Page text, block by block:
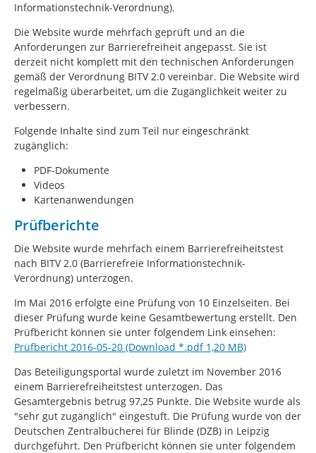
Informationstechnik-Verordnung).
Die Website wurde mehrfach geprüft und an die
Anforderungen zur Barrierefreiheit angepasst. Sie ist
derzeit nicht komplett mit den technischen Anforderungen
gemäß der Verordnung BITV 2.0 vereinbar. Die Website wird
regelmäßig überarbeitet, um die Zugänglichkeit weiter zu
verbessern.
Folgende Inhalte sind zum Teil nur eingeschränkt
zugänglich:
PDF-Dokumente
Videos
Kartenanwendungen
Prüfberichte
Die Website wurde mehrfach einem Barrierefreiheitstest
nach BITV 2.0 (Barrierefreie Informationstechnik-
Verordnung) unterzogen.
Im Mai 2016 erfolgte eine Prüfung von 10 Einzelseiten. Bei
dieser Prüfung wurde keine Gesamtbewertung erstellt. Den
Prüfbericht können sie unter folgendem Link einsehen:
Prüfbericht 2016-05-20 (Download *.pdf 1,20 MB)
Das Beteiligungsportal wurde zuletzt im November 2016
einem Barrierefreiheitstest unterzogen. Das
Gesamtergebnis betrug 97,25 Punkte. Die Website wurde als
"sehr gut zugänglich" eingestuft. Die Prüfung wurde von der
Deutschen Zentralbücherei für Blinde (DZB) in Leipzig
durchgeführt. Den Prüfbericht können sie unter folgendem